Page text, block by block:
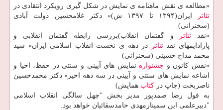
«مطالعه ی نقش ماهنامه ی نمایش در شكل گیری رویكرد انتقادی در
تئاتر
ایران(۱۳۹۴ تا ۱۳۹۷ ش)» دكتر غلامحسین دولت آبادی
(سخنرانی)
«نقد تئاتر
و گفتمان انقلاب)بررسی رابطه گفتمان انقلابی و
پارادایمهای نقدتئاتر
در دهه ی نخست انقلاب اسلامی ایران» سید
محمد مداح حسینی (سخنرانی)
«نقش كانون و جشنواره نمایش های آیینی و سنتی در حفظ، احیا و
اشاعه نمایش های سنتی و آیینی در سه دهه اخیر» دكتر محمدحسین
ناصربخت (چاپ در كتاب همایش)
به قول رضا صمدپور مدیر بخش "چهل سالگی انقلاب اسلامی
"دبیرعلمی این سمینارمهدی حامدسقائیان خواهد بود.